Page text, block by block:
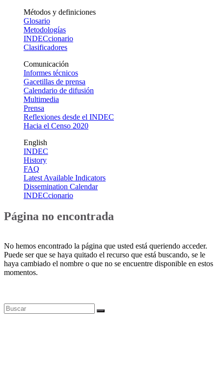
Métodos y definiciones
Glosario
Metodologías
INDECcionario
Clasificadores
Comunicación
Informes técnicos
Gacetillas de prensa
Calendario de difusión
Multimedia
Prensa
Reflexiones desde el INDEC
Hacia el Censo 2020
English
INDEC
History
FAQ
Latest Available Indicators
Dissemination Calendar
INDECcionario
Página no encontrada
No hemos encontrado la página que usted está queriendo acceder.
Puede ser que se haya quitado el recurso que está buscando, se le
haya cambiado el nombre o que no se encuentre disponible en estos
momentos.